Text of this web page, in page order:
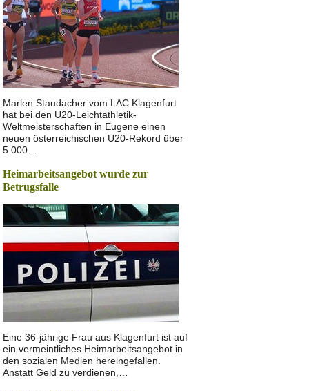
Marlen Staudacher vom LAC Klagenfurt
hat bei den U20-Leichtathletik-
Weltmeisterschaften in Eugene einen
neuen österreichischen U20-Rekord über
5.000…
Heimarbeitsangebot wurde zur
Betrugsfalle
Eine 36-jährige Frau aus Klagenfurt ist auf
ein vermeintliches Heimarbeitsangebot in
den sozialen Medien hereingefallen.
Anstatt Geld zu verdienen,…